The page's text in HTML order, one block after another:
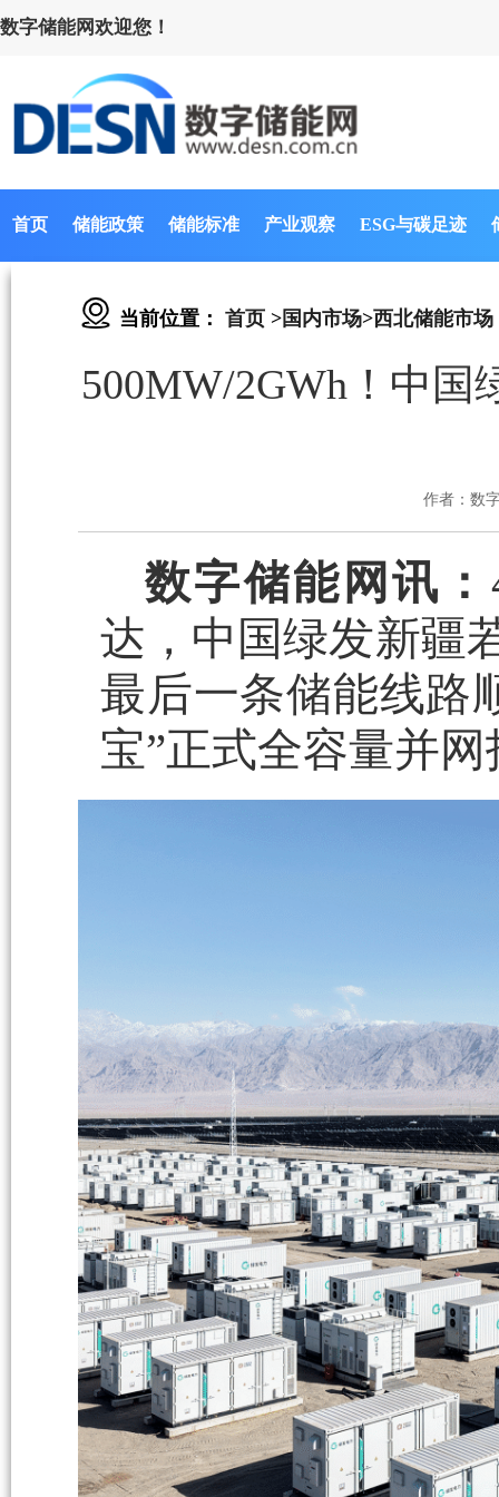
数字储能网欢迎您！
首页 储能政策 储能标准 产业观察 ESG与碳足迹
当前位置： 首页 >国内市场>西北储能市场
500MW/2GWh！中国
作者：数
数字储能网讯：
达，中国绿发新疆
最后一条储能线路
宝”正式全容量并